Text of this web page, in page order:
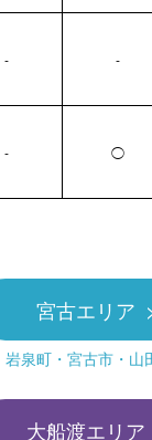
- -
- ◯
宮古エリア
岩泉町・宮古市・山
大船渡エリア